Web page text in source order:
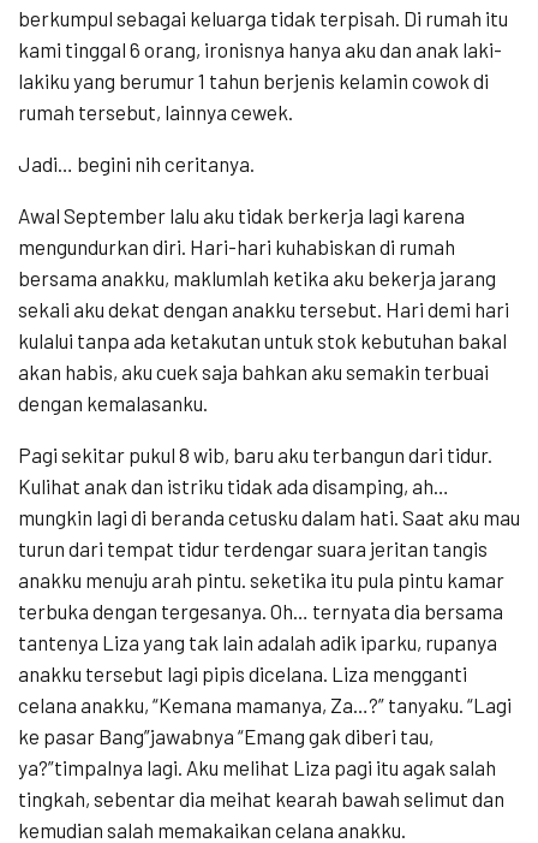
berkumpul sebagai keluarga tidak terpisah. Di rumah itu
kami tinggal 6 orang, ironisnya hanya aku dan anak laki-
lakiku yang berumur 1 tahun berjenis kelamin cowok di
rumah tersebut, lainnya cewek.
Jadi… begini nih ceritanya.
Awal September lalu aku tidak berkerja lagi karena
mengundurkan diri. Hari-hari kuhabiskan di rumah
bersama anakku, maklumlah ketika aku bekerja jarang
sekali aku dekat dengan anakku tersebut. Hari demi hari
kulalui tanpa ada ketakutan untuk stok kebutuhan bakal
akan habis, aku cuek saja bahkan aku semakin terbuai
dengan kemalasanku.
Pagi sekitar pukul 8 wib, baru aku terbangun dari tidur.
Kulihat anak dan istriku tidak ada disamping, ah…
mungkin lagi di beranda cetusku dalam hati. Saat aku mau
turun dari tempat tidur terdengar suara jeritan tangis
anakku menuju arah pintu. seketika itu pula pintu kamar
terbuka dengan tergesanya. Oh… ternyata dia bersama
tantenya Liza yang tak lain adalah adik iparku, rupanya
anakku tersebut lagi pipis dicelana. Liza mengganti
celana anakku, “Kemana mamanya, Za…?” tanyaku. “Lagi
ke pasar Bang”jawabnya “Emang gak diberi tau,
ya?”timpalnya lagi. Aku melihat Liza pagi itu agak salah
tingkah, sebentar dia meihat kearah bawah selimut dan
kemudian salah memakaikan celana anakku.